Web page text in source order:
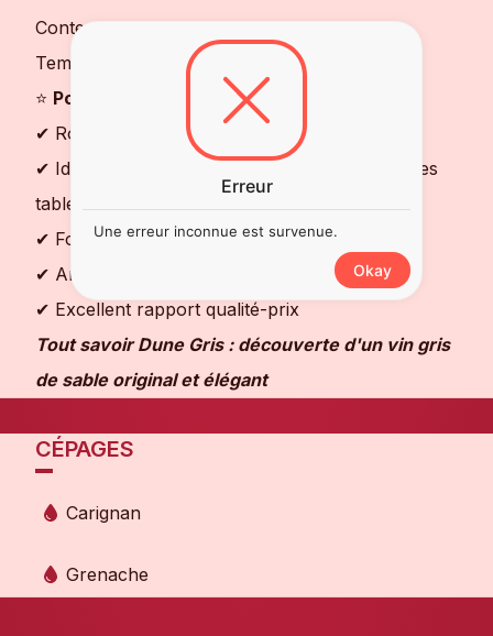
Contenance : 6 x 75 cl
Température de service : 8 à 10°C
⭐ Pourquoi choisir ce vin ?
✔ Rosé gris léger, frais et facile à boire
✔ Idéal pour apéritifs, repas estivaux et grandes
tablées
✔ Format économique en lot de 6 bouteilles
✔ Arômes délicats et belle fraîcheur
✔ Excellent rapport qualité-prix
Tout savoir Dune Gris : découverte d'un vin gris
de sable original et élégant
CÉPAGES
Carignan
Grenache
Erreur
Une erreur inconnue est survenue.
Okay